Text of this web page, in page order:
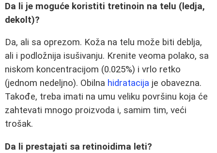
Da li je moguće koristiti tretinoin na telu (ledja,
dekolt)?
Da, ali sa oprezom. Koža na telu može biti deblja,
ali i podložnija isušivanju. Krenite veoma polako, sa
niskom koncentracijom (0.025%) i vrlo retko
(jednom nedeljno). Obilna hidratacija je obavezna.
Takođe, treba imati na umu veliku površinu koja će
zahtevati mnogo proizvoda i, samim tim, veći
trošak.
Da li prestajati sa retinoidima leti?